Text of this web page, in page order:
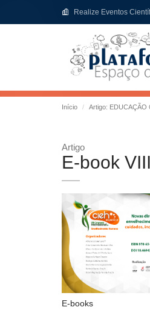
Realize Eventos
Início Artigo: EDUCAÇÃO
Artigo
E-book
E-books